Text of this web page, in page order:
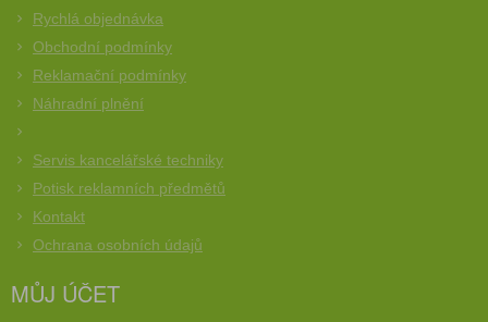
Rychlá objednávka
Obchodní podmínky
Reklamační podmínky
Náhradní plnění
Servis kancelářské techniky
Potisk reklamních předmětů
Kontakt
Ochrana osobních údajů
MŮJ ÚČET